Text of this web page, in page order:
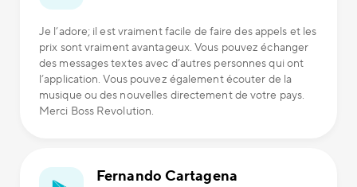
Je l’adore; il est vraiment facile de faire des appels et les
prix sont vraiment avantageux. Vous pouvez échanger
des messages textes avec d’autres personnes qui ont
l’application. Vous pouvez également écouter de la
musique ou des nouvelles directement de votre pays.
Merci Boss Revolution.
Fernando Cartagena